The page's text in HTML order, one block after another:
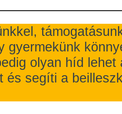
gyermekünk
olyan híd
és segíti a